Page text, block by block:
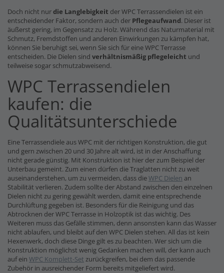
Doch nicht nurdie Langlebigkeit der WPC Terrassendielen ist ein
entscheidender Faktor, sondern auch der Pflegeaufwand. Dieser ist
äußerst gering, im Gegensatz zu Holz. Während das Naturmaterial mit
Schmutz, Fremdstoffen und anderen Einwirkungen zu kämpfen hat,
können Sie beruhigt sei, wenn Sie sich für eine WPC Terrasse
entscheiden. Die Dielen sind verhältnismäßig pflegeleicht und
teilweise sogar schmutzabweisend.
WPC Terrassendielen
kaufen: die
Qualitätsunterschiede
Eine Terrassendiele aus WPC mit der richtigen Konstruktion, die gut
und gern zwischen 20 und 30 Jahre alt wird, ist in der Anschaffung
nicht gerade günstig. Mit Konstruktion ist hier der zum Beispiel der
Unterbau gemeint. Zum einen dürfen die Traglatten nicht zu weit
auseinanderstehen, um zu vermeiden, dass dieWPC Dielen an
Stabilität verlieren. Zudem sollte der Abstand zwischen den einzelnen
Dielen nicht zu gering gewählt werden, damit eine entsprechende
Durchlüftung gegeben ist. Besonders für die Reinigung und das
Abtrocknen der WPC Terrasse in Holzoptik ist das wichtig. Des
Weiteren muss das Gefälle stimmen, denn ansonsten kann das Wasser
nicht ablaufen, und bleibt auf den WPC Dielen stehen. All das ist kein
Hexenwerk, doch diese Dinge gilt es zu beachten. Wer sich um die
Konstruktion möglichst wenig Gedanken machen will, der kann auch
auf ein WPC Komplett-Set zurückgreifen, bei dem das passende
Zubehör in ausreichender Form bereits mitgeliefert wird.